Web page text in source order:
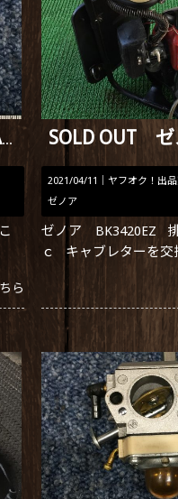
SOLD OUT Walbro HDA キャブレター
ら
2021/04/11｜ ヤフオク！出
ゼノア
ゼノア BK3420EZ
ｃ キャブレターを交